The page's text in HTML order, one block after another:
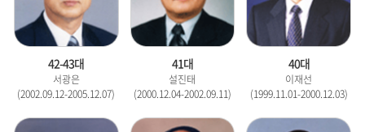
42-43대
서광은
(2002.09.12-2005.12.07)
41대
설진태
(2000.12.04-2002.09.11)
40대
이재선
(1999.11.01-2000.12.03)